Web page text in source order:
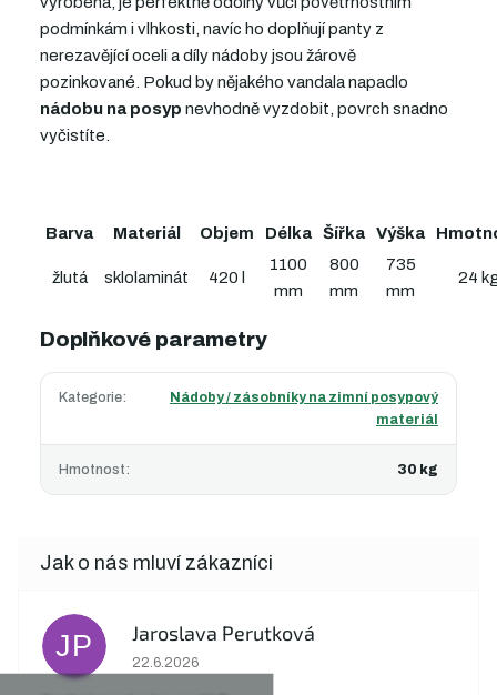
podmínkám i vlhkosti, navíc ho doplňují panty z
nerezavějící oceli a díly nádoby jsou žárově
pozinkované. Pokud by nějakého vandala napadlo
nádobu na posyp nevhodně vyzdobit, povrch snadno
vyčistíte.
Barva Materiál Objem Délka Šířka Výška
žlutá sklolaminát 420 l
1100
mm
800
mm
735
mm
24
Doplňkové parametry
Kategorie:
Nádoby / zásobníky na zimní posypový
materiál
Hmotnost: 30 kg
JP Jaroslava Perutková
Hodnocení obchodu je 5 z 5 hvězdiček.
22.6.2026